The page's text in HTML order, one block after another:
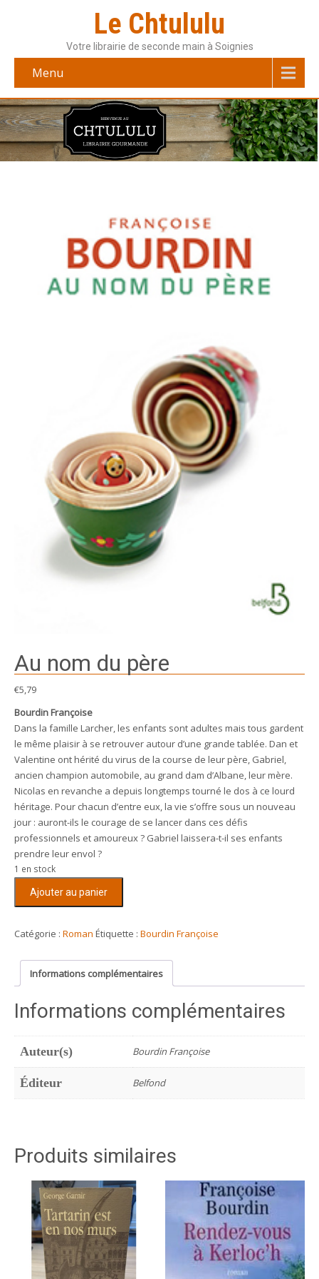
Le Chtululu
Votre librairie de seconde main à Soignies
Menu
Au nom du père
€5,79
Bourdin Françoise
Dans la famille Larcher, les enfants sont adultes mais tous gardent
le même plaisir à se retrouver autour d’une grande tablée. Dan et
Valentine ont hérité du virus de la course de leur père, Gabriel,
ancien champion automobile, au grand dam d’Albane, leur mère.
Nicolas en revanche a depuis longtemps tourné le dos à ce lourd
héritage. Pour chacun d’entre eux, la vie s’offre sous un nouveau
jour : auront-ils le courage de se lancer dans ces défis
professionnels et amoureux ? Gabriel laissera-t-il ses enfants
prendre leur envol ?
1 en stock
nom
père
Ajouter au panier
Catégorie : Roman Étiquette : Bourdin Françoise
Informations complémentaires
Informations complémentaires
Auteur(s) Bourdin Françoise
Éditeur Belfond
Produits similaires